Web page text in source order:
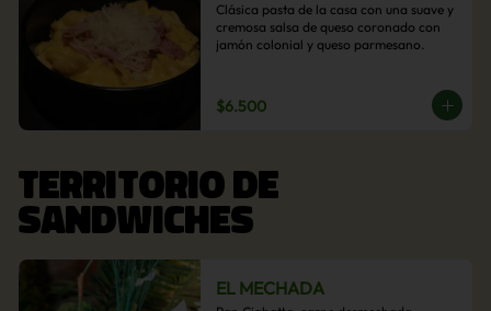
Clásica pasta de la casa con una suave y
cremosa salsa de queso coronado con
jamón colonial y queso parmesano.
$6.500
TERRITORIO DE
SANDWICHES
EL MECHADA